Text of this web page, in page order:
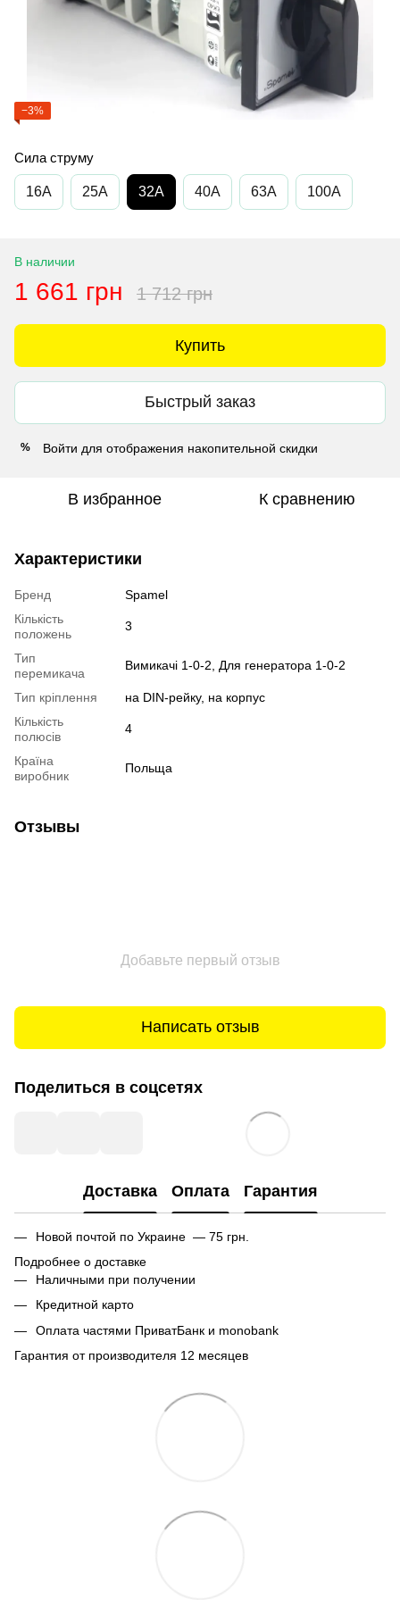
−3%
Сила струму
16A 25A 32А 40A 63A 100A
В наличии
1 661 грн 1 712 грн
Купить
Быстрый заказ
% Войти для отображения накопительной скидки
В избранное К сравнению
Характеристики
Бренд
Spamel
Кількість
положень
3
Тип
перемикача
Вимикачі 1-0-2, Для генератора 1-0-2
Тип кріплення
на DIN-рейку, на корпус
Кількість
полюсів
4
Країна
виробник
Польща
Отзывы
Добавьте первый отзыв
Написать отзыв
Поделиться в соцсетях
Доставка Оплата Гарантия
Новой почтой по Украине — 75 грн.
Подробнее о доставке
Наличными при получении
Кредитной карто
Оплата частями ПриватБанк и monobank
Гарантия от производителя 12 месяцев